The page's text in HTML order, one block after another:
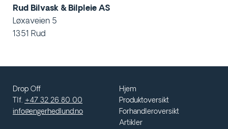
Rud Bilvask & Bilpleie AS
Løxaveien 5
1351 Rud
Drop Off
Tlf. +47 32 26 80 00
info@engerhedlund.no
Hjem
Produktoversikt
Forhandleroversikt
Artikler